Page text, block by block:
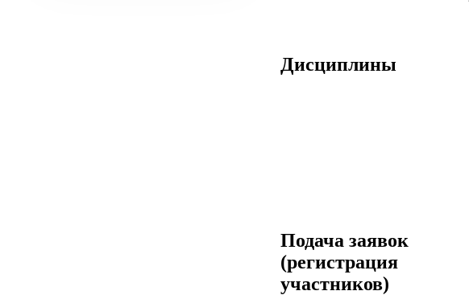
Дисциплины
Подача заявок
(регистрация
участников)